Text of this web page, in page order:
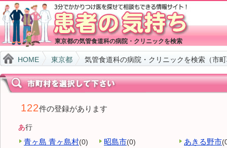
東京都の気管食道科の病院・クリニックを検索
HOME 東京都 気管食道科の病院・クリニックを検索（市
122件の登録があります
あ行
青ヶ島 青ヶ島村(0) 昭島市(0) あきる野市